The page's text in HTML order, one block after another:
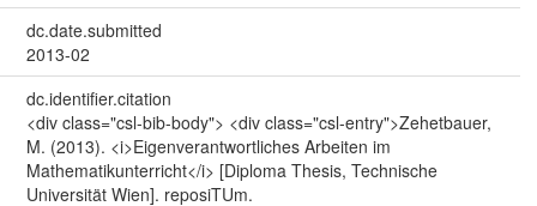
dc.date.submitted
2013-02
dc.identifier.citation
<div class="csl-bib-body"> <div class="csl-entry">Zehetbauer,
M. (2013). <i>Eigenverantwortliches Arbeiten im
Mathematikunterricht</i> [Diploma Thesis, Technische
Universität Wien]. reposiTUm.